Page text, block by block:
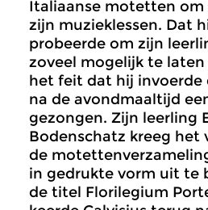
Italiaanse motetten om
zijn muzieklessen. Dat
probeerde om zijn
zoveel mogelijk te
het feit dat hij invoerde
na de avondmaaltijd
gezongen. Zijn leerling
Bodenschatz kreeg het
de
in gedrukte vorm uit te
de titel Florilegium